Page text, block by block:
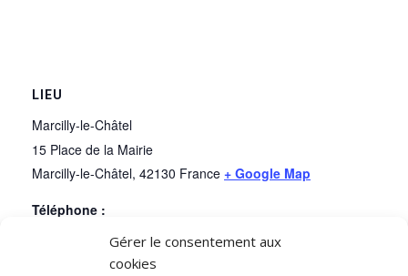
Gérer le consentement aux
cookies
LIEU
Marcilly-le-Châtel
15 Place de la Mairie
Marcilly-le-Châtel, 42130 France + Google Map
Téléphone :